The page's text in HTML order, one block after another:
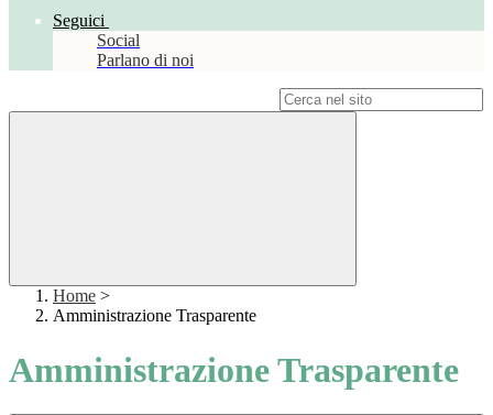
Seguici
Social
Parlano di noi
Home >
Amministrazione Trasparente
Amministrazione Trasparente